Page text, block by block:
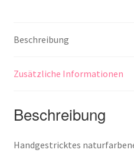
Beschreibung
Zusätzliche Informationen
Beschreibung
Handgestricktes